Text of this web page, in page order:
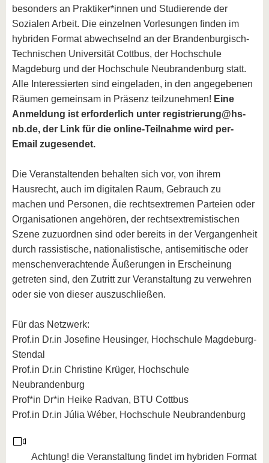
besonders an Praktiker*innen und Studierende der
Sozialen Arbeit. Die einzelnen Vorlesungen finden im
hybriden Format abwechselnd an der Brandenburgisch-
Technischen Universität Cottbus, der Hochschule
Magdeburg und der Hochschule Neubrandenburg statt.
Alle Interessierten sind eingeladen, in den angegebenen
Räumen gemeinsam in Präsenz teilzunehmen! Eine
Anmeldung ist erforderlich unter registrierung@hs-
nb.de, der Link für die online-Teilnahme wird per-
Email zugesendet.
Die Veranstaltenden behalten sich vor, von ihrem
Hausrecht, auch im digitalen Raum, Gebrauch zu
machen und Personen, die rechtsextremen Parteien oder
Organisationen angehören, der rechtsextremistischen
Szene zuzuordnen sind oder bereits in der Vergangenheit
durch rassistische, nationalistische, antisemitische oder
menschenverachtende Äußerungen in Erscheinung
getreten sind, den Zutritt zur Veranstaltung zu verwehren
oder sie von dieser auszuschließen.
Für das Netzwerk:
Prof.in Dr.in Josefine Heusinger, Hochschule Magdeburg-
Stendal
Prof.in Dr.in Christine Krüger, Hochschule
Neubrandenburg
Prof*in Dr*in Heike Radvan, BTU Cottbus
Prof.in Dr.in Júlia Wéber, Hochschule Neubrandenburg
Achtung! die Veranstaltung findet im hybriden Format